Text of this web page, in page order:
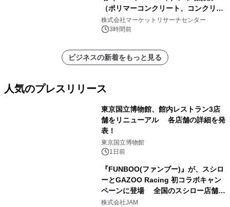
（ポリマーコンクリート、コンクリー
ト、プラスチック、金属）・分析レポ
ートを発表
株式会社マーケットリサーチセンター
3時間前
ビジネスの新着をもっと見る
人気のプレスリリース
東京国立博物館、館内レストラン3店
舗をリニューアル 各店舗の詳細を発
表！
東京国立博物館
1日前
『FUNBOO(ファンブー)』が、スシロ
ーとGAZOO Racing 初コラボキャン
ペーンに登場 全国のスシロー店舗で
GR 4車種の FUNBOO(ミニカー)付き
株式会社JAM